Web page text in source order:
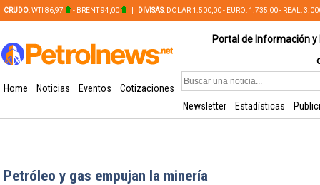
CRUDO: WTI 86,97 - BRENT 94,00 DIVISAS: DOLAR 1.500,00 - EURO: 1.735,00 - REAL:
Portal de Información
Home Noticias Eventos
Cotizaciones
Newsletter
Estadísticas
Petróleo y gas empujan la minería